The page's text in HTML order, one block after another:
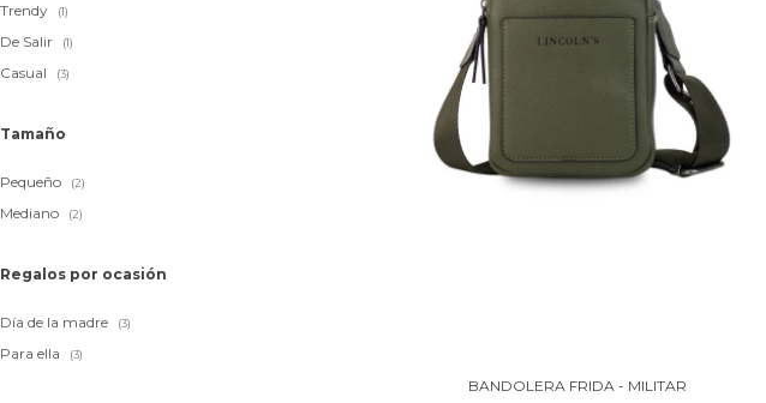
BANDOLERA FRIDA - MILITAR
Trendy (1)
De Salir (1)
Casual (3)
Tamaño
Pequeño (2)
Mediano (2)
Regalos por ocasión
Día de la madre (3)
Para ella (3)